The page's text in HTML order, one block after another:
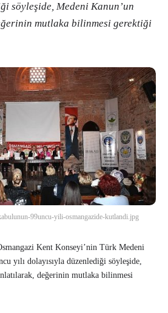
söyleşide, Medeni Kanun’un
mutlaka bilinmesi gerektiği
99uncu-yili-osmangazide-kutlandi.jpg
Kent Konseyi’nin Türk Medeni
yılı dolayısıyla düzenlediği söyleşide,
değerinin mutlaka bilinmesi